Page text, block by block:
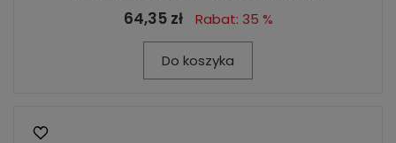
64,35 zł Rabat: 35 %
Do koszyka